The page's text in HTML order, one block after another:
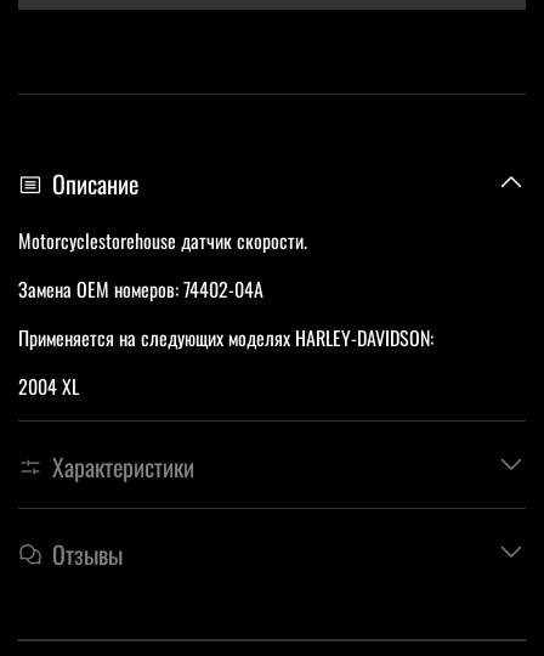
Описание
Motorcyclestorehouse датчик скорости.
Замена OEM номеров: 74402-04A
Применяется на следующих моделях HARLEY-DAVIDSON:
2004 XL
Характеристики
Отзывы